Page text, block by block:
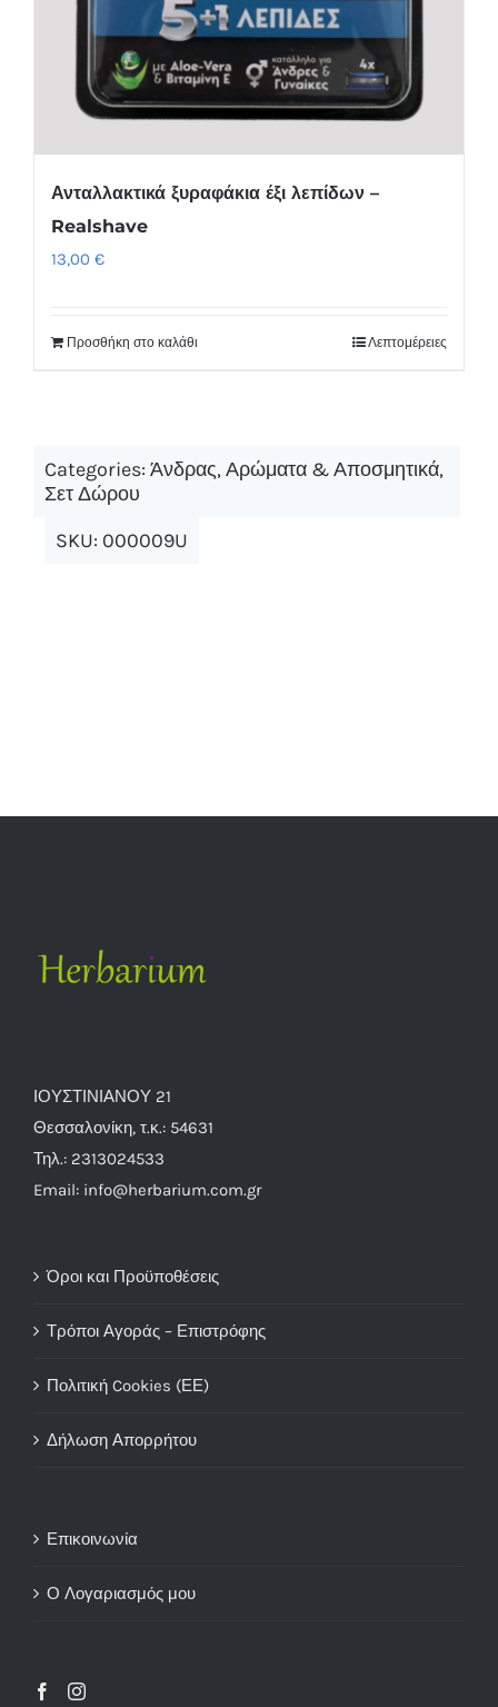
Ανταλλακτικά ξυραφάκια έξι λεπίδων –
Realshave
13,00 €
Προσθήκη στο καλάθι Λεπτομέρειες
Categories: Άνδρας,Αρώματα & Αποσμητικά,
Σετ Δώρου
SKU: 000009U
ΙΟΥΣΤΙΝΙΑΝΟΥ 21
Θεσσαλονίκη, τ.κ.: 54631
Τηλ.: 2313024533
Email: info@herbarium.com.gr
Όροι και Προϋποθέσεις
Τρόποι Αγοράς – Επιστρόφης
Πολιτική Cookies (ΕΕ)
Δήλωση Απορρήτου
Επικοινωνία
Ο Λογαριασμός μου